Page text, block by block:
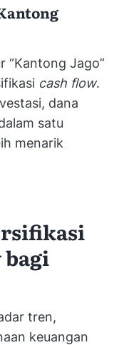
“Kantong Jago”
cash flow.
dana
satu
menarik
bagi
tren,
keuangan